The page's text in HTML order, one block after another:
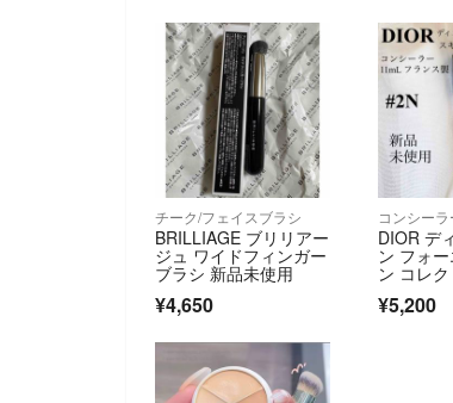
チーク/フェイスブラシ
BRILLIAGE ブリリアー
ジュ ワイドフィンガー
ブラシ 新品未使用
¥4,650
コンシーラ
DIOR デ
ン フォ
ン コレ
製
¥5,200